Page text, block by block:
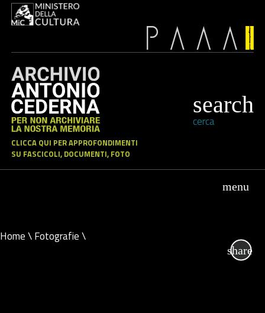
CLICCA QUI PER APPROFONDIMENTI
SU FASCICOLI, DOCUMENTI, FOTO
cerca
Home\Fotografie\